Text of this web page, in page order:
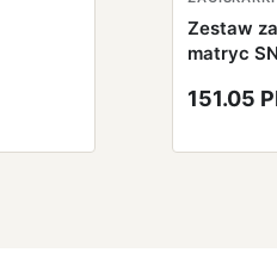
Zestaw
matryc
151.05